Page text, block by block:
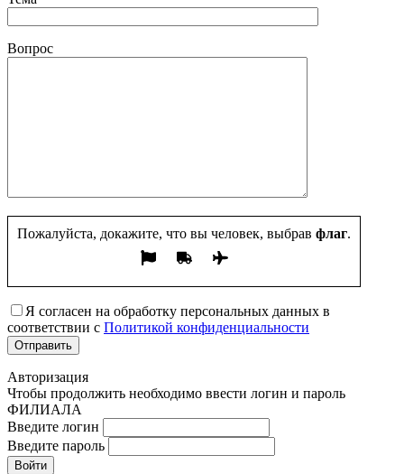
Вопрос
Пожалуйста, докажите, что вы человек, выбрав флаг.
Я согласен на обработку персональных данных в
соответствии с Политикой конфиденциальности
Авторизация
Чтобы продолжить необходимо ввести логин и пароль
ФИЛИАЛА
Введите логин
Введите пароль
Войти